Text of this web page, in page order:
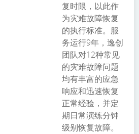
复时限，以此作
为灾难故障恢复
的执行标准。服
务运行9年，逸创
团队对12种常见
的灾难故障问题
均有丰富的应急
响应和迅速恢复
正常经验，并定
期日常演练分钟
级别恢复故障。